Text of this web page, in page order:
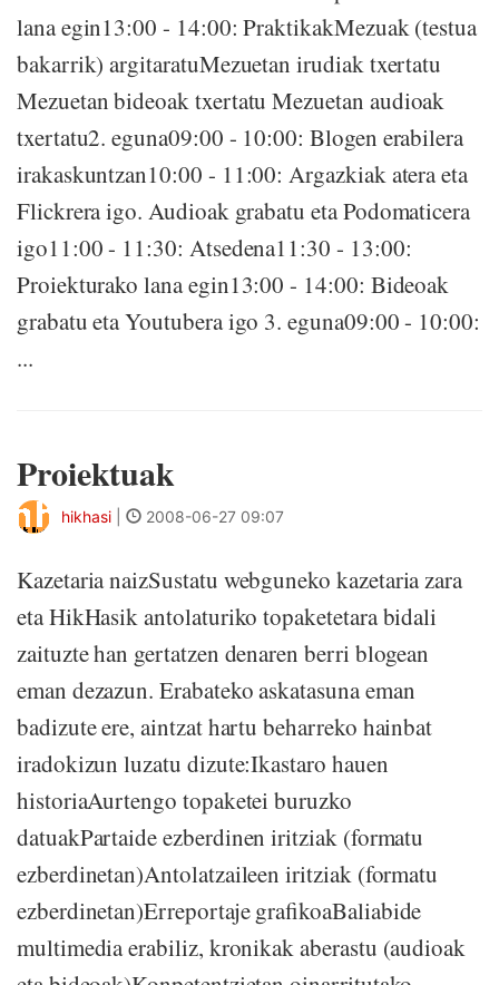
lana egin13:00 - 14:00: PraktikakMezuak (testua
bakarrik) argitaratuMezuetan irudiak txertatu
Mezuetan bideoak txertatu Mezuetan audioak
txertatu2. eguna09:00 - 10:00: Blogen erabilera
irakaskuntzan10:00 - 11:00: Argazkiak atera eta
Flickrera igo. Audioak grabatu eta Podomaticera
igo11:00 - 11:30: Atsedena11:30 - 13:00:
Proiekturako lana egin13:00 - 14:00: Bideoak
grabatu eta Youtubera igo 3. eguna09:00 - 10:00:
...
Proiektuak
hikhasi 2008-06-27 09:07
Kazetaria naizSustatu webguneko kazetaria zara
eta HikHasik antolaturiko topaketetara bidali
zaituzte han gertatzen denaren berri blogean
eman dezazun. Erabateko askatasuna eman
badizute ere, aintzat hartu beharreko hainbat
iradokizun luzatu dizute:Ikastaro hauen
historiaAurtengo topaketei buruzko
datuakPartaide ezberdinen iritziak (formatu
ezberdinetan)Antolatzaileen iritziak (formatu
ezberdinetan)Erreportaje grafikoaBaliabide
multimedia erabiliz, kronikak aberastu (audioak